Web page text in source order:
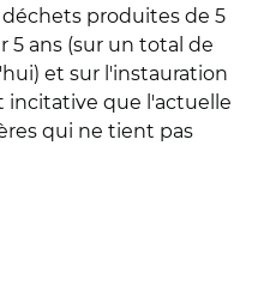
produites de 5
5 ans (sur un total de
et sur l'instauration
incitative que l'actuelle
qui ne tient pas